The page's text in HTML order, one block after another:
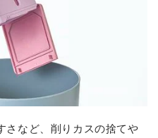
さなど、削りカスの捨てや